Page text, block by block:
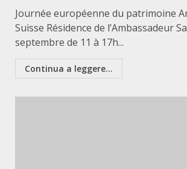
Journée européenne du patrimoine
Suisse Résidence de l’Ambassadeur
septembre de 11 à 17h...
Continua a leggere...